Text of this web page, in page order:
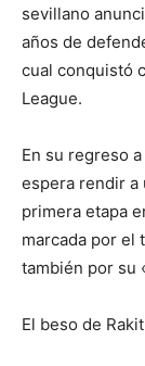
sevillano
años de
cual conquistó
League.
En su regreso
espera rendir a
primera etapa
marcada por el
también por su
El beso de